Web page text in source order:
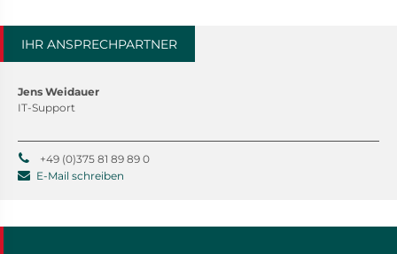
IHR ANSPRECHPARTNER
Jens Weidauer
IT-Support
+49 (0)375 81 89 89 0
E-Mail schreiben